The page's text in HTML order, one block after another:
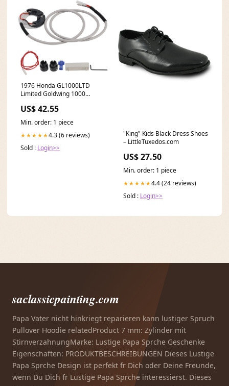
1976 Honda GL1000LTD
Limited Goldwing 1000
K0-K3 30200-371-004
Volkswagen Performance
Others
US$ 42.55
Min. order: 1 piece
★★★★★4.3 (6 reviews)
Sold : Login>>
"King" Kids Black Dress Shoes
– LittleTuxedos.com
US$ 27.50
Min. order: 1 piece
★★★★★4.4 (24 reviews)
Sold : Login>>
saclassicpainting.com
Papa Vater nicht hinkriegt reparieren kann lustiger Spruch
Pullover Hoodie relatedProduct 7 mm: Zylinder mit
StirnverzahnungMarke: Lustige Papa Sprche Geschenke
Eigenschaften: PRODUKTBESCHREIBUNGEN Dieses Lustige
Papa Sprche Design ist perfekt fr Dich oder Deine Freunde,
wenn Du Dich fr Lustige Papa Sprche interessierst. Dieses